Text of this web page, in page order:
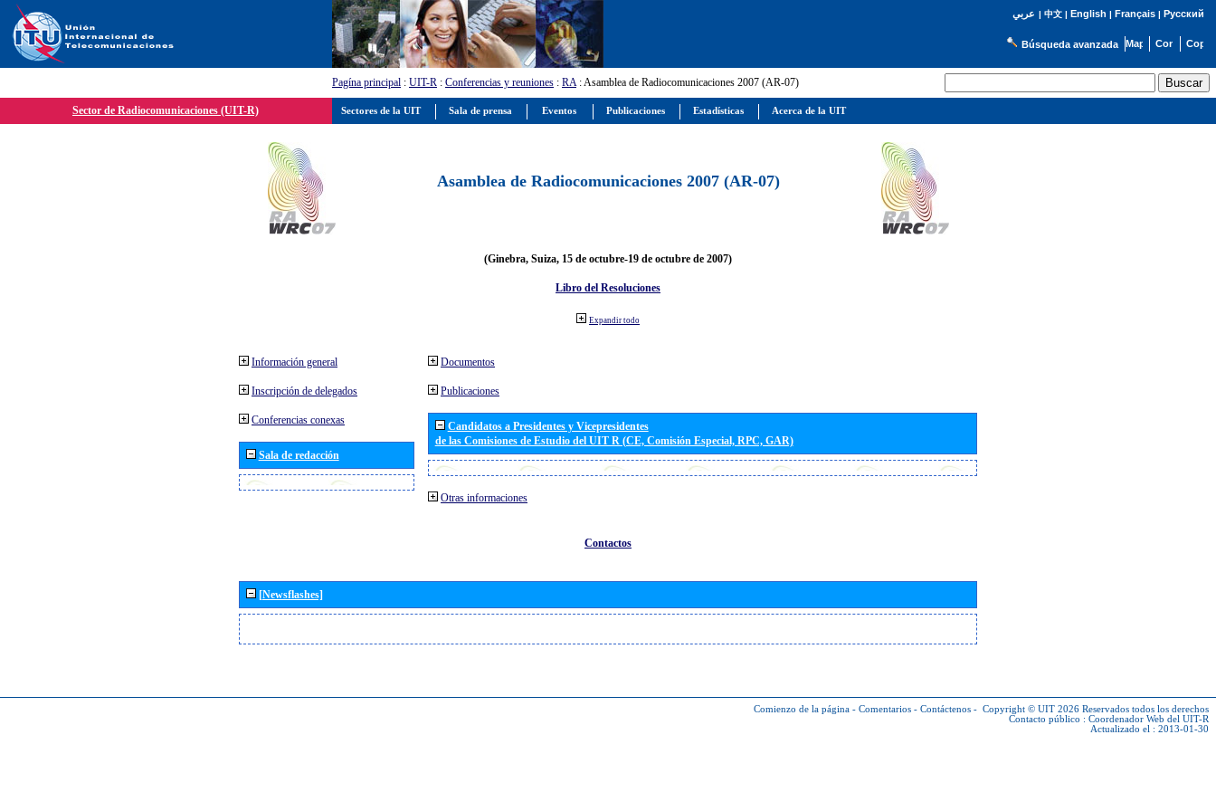
عربي | 中文| English | Français| Русский
Búsqueda avanzada
Pagína principal : UIT-R : Conferencias y reuniones : RA: Asamblea de Radiocomunicaciones 2007 (AR-07)
Sector de Radiocomunicaciones (UIT-R)
Asamblea de Radiocomunicaciones 2007 (AR-07)
(Ginebra, Suiza, 15 de octubre-19 de octubre de 2007)
Libro del Resoluciones
Expandir todo
Información general
Inscripción de delegados
Conferencias conexas
Sala de redacción
Documentos
Publicaciones
Candidatos a Presidentes y Vicepresidentes
de las Comisiones de Estudio del UIT R (CE, Comisión Especial, RPC, GAR)
Otras informaciones
Contactos
[Newsflashes]
Comienzo de la página - Comentarios - Contáctenos - Copyright © UIT 2026 Reservados todos los derechos
Contacto público : Coordenador Web del UIT-R
Actualizado el : 2013-01-30
Sectores de la UIT Sala de prensa Eventos Publicaciones Estadísticas Acerca de la UIT